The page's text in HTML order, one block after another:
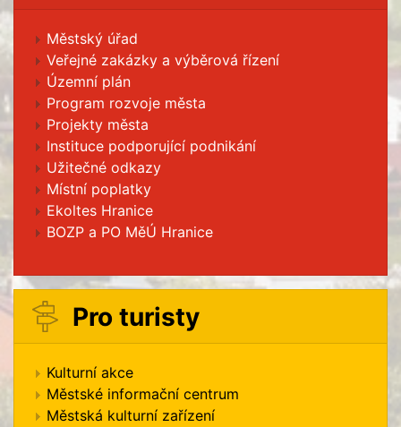
Městský úřad
Veřejné zakázky a výběrová řízení
Územní plán
Program rozvoje města
Projekty města
Instituce podporující podnikání
Užitečné odkazy
Místní poplatky
Ekoltes Hranice
BOZP a PO MěÚ Hranice
Pro turisty
Kulturní akce
Městské informační centrum
Městská kulturní zařízení